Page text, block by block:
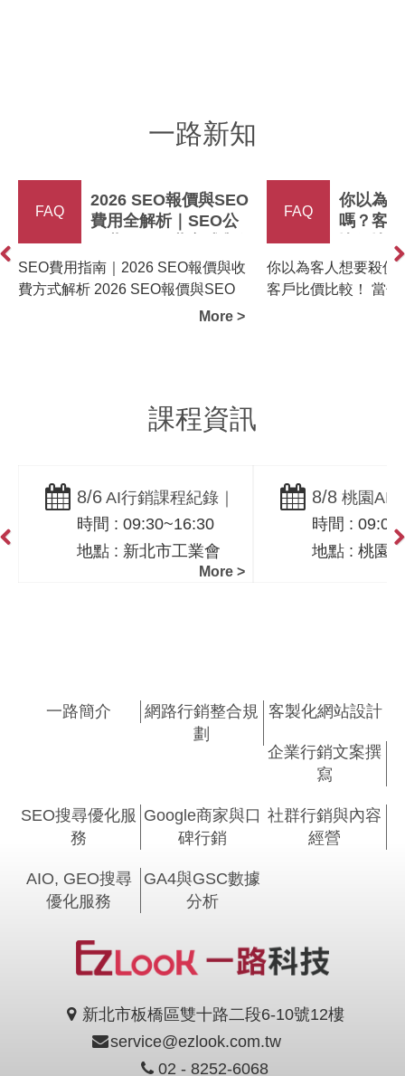
一路新知
FAQ
2026 SEO報價與SEO
費用全解析｜SEO公
情比較
SEO費用指南｜2026 SEO報價與收
費方式解析 2026 SEO報價與SEO
More >
FAQ
你以為
嗎？客
比價比
爭的方
震宇
你以為客人想要殺價
客戶比價比較！ 當
Previous
課程資訊
8/6 AI行銷課程紀錄｜
SEO、AEO、GEO與
需求方思維實戰－黃
時間 : 09:30~16:30
地點 : 新北市工業會
More >
8/8 桃園
課程！ AIO
戰｜桃園市
時間 :
地點 : 桃園
一路簡介
網路行銷整合規
劃
客製化網站設計
企業行銷文案撰
寫
SEO搜尋優化服
務
Google商家與口
碑行銷
社群行銷與內容
經營
AIO, GEO搜尋
優化服務
GA4與GSC數據
分析
新北市板橋區雙十路二段6-10號12樓
service@ezlook.com.tw
02 - 8252-6068